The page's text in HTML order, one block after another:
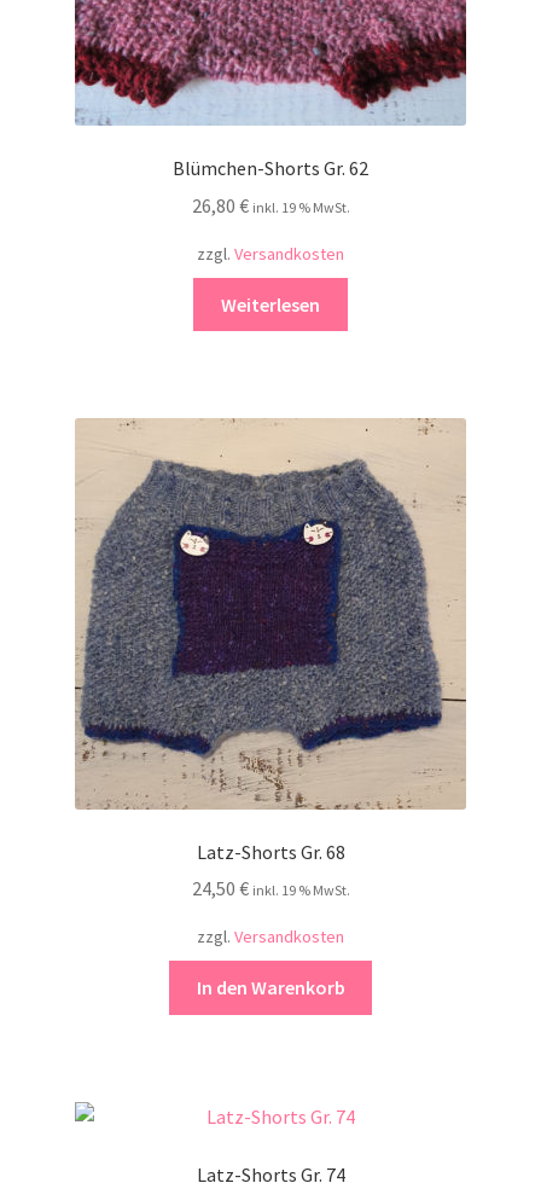
Blümchen-Shorts Gr. 62
26,80 € inkl. 19 % MwSt.
zzgl. Versandkosten
Weiterlesen
Latz-Shorts Gr. 68
24,50 € inkl. 19 % MwSt.
zzgl. Versandkosten
In den Warenkorb
Latz-Shorts Gr. 74